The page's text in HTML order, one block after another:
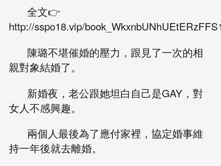
全文👉
http://sspo18.vip/
陳璐不堪催婚的壓力，跟見了一次的相
親對象結婚了。
新婚夜，老公跟她坦白自己是GAY，對
女人不感興趣。
兩個人最後為了應付家裡，協定婚事維
持一年後就去離婚。